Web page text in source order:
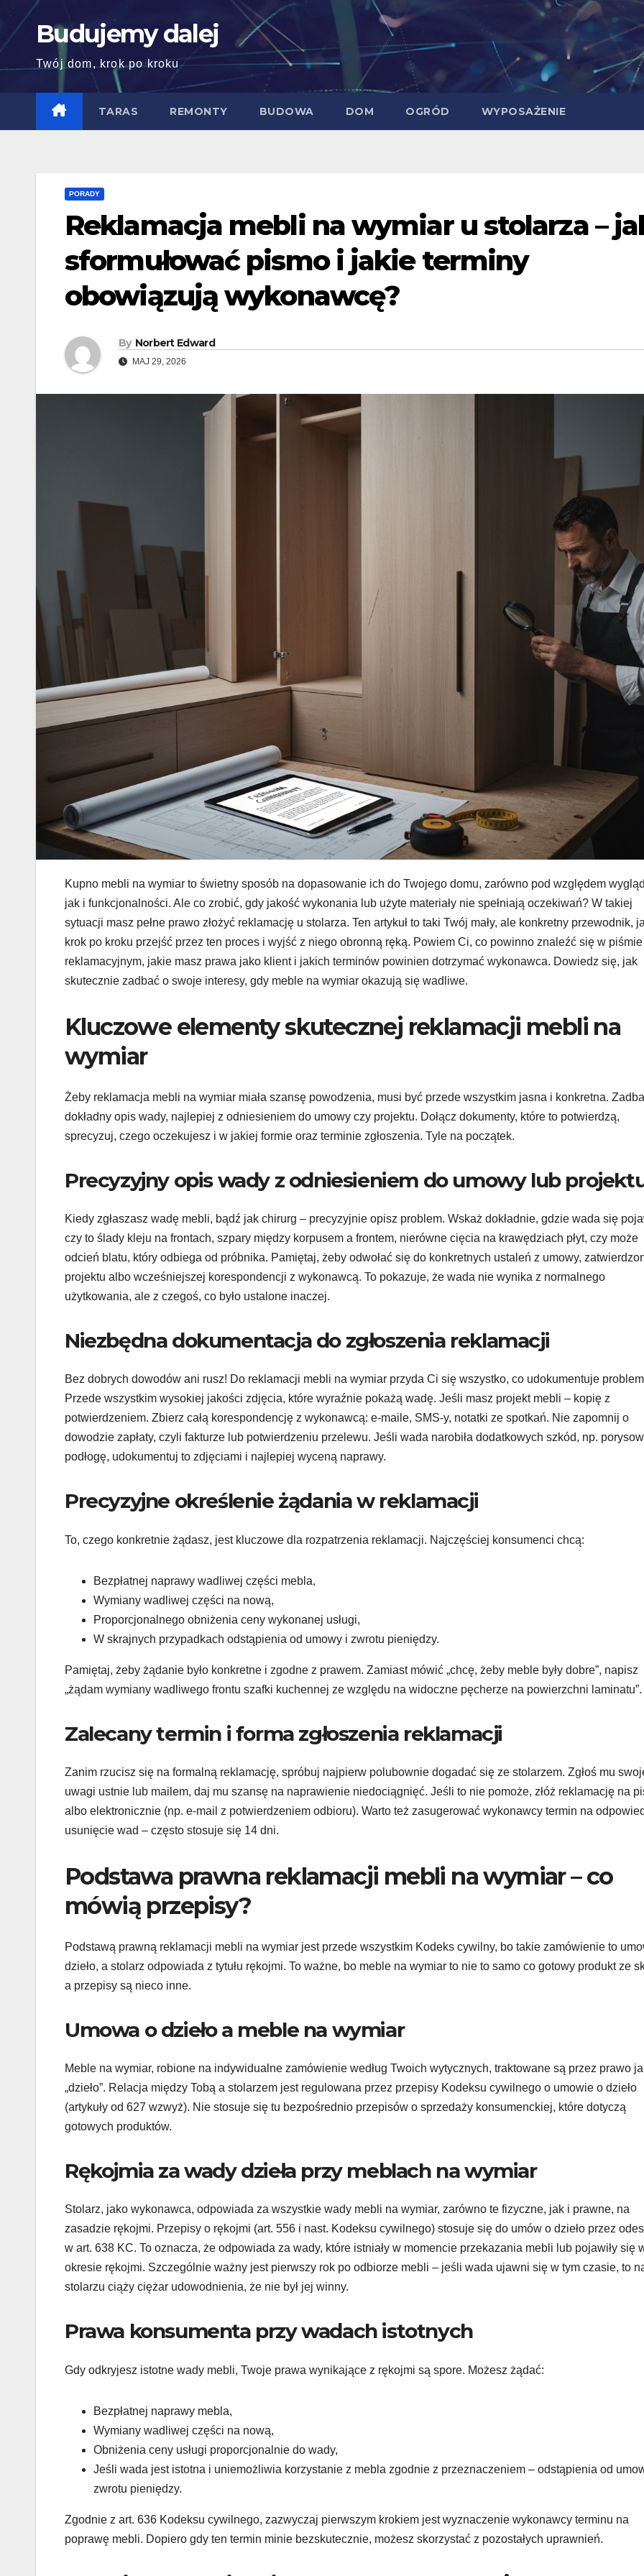
content
Budujemy dalej
Twój dom, krok po kroku
TARAS REMONTY BUDOWA DOM OGRÓD WYPOSAŻENIE
PORADY
Reklamacja mebli na wymiar u stolarza –
sformułować pismo i jakie terminy
obowiązują wykonawcę?
By Norbert Edward
MAJ 29, 2026
Kupno mebli na wymiar to świetny sposób na dopasowanie ich do Twojego domu, zarówno pod względem
jak i funkcjonalności. Ale co zrobić, gdy jakość wykonania lub użyte materiały nie spełniają oczekiwań? W takiej
sytuacji masz pełne prawo złożyć reklamację u stolarza. Ten artykuł to taki Twój mały, ale konkretny przewodnik,
krok po kroku przejść przez ten proces i wyjść z niego obronną ręką. Powiem Ci, co powinno znaleźć się w piśmie
reklamacyjnym, jakie masz prawa jako klient i jakich terminów powinien dotrzymać wykonawca. Dowiedz się, jak
skutecznie zadbać o swoje interesy, gdy meble na wymiar okazują się wadliwe.
Kluczowe elementy skutecznej reklamacji mebli na
wymiar
Żeby reklamacja mebli na wymiar miała szansę powodzenia, musi być przede wszystkim jasna i konkretna.
dokładny opis wady, najlepiej z odniesieniem do umowy czy projektu. Dołącz dokumenty, które to potwierdzą,
sprecyzuj, czego oczekujesz i w jakiej formie oraz terminie zgłoszenia. Tyle na początek.
Precyzyjny opis wady z odniesieniem do umowy lub
Kiedy zgłaszasz wadę mebli, bądź jak chirurg – precyzyjnie opisz problem. Wskaż dokładnie, gdzie wada się
czy to ślady kleju na frontach, szpary między korpusem a frontem, nierówne cięcia na krawędziach płyt, czy może
odcień blatu, który odbiega od próbnika. Pamiętaj, żeby odwołać się do konkretnych ustaleń z umowy,
projektu albo wcześniejszej korespondencji z wykonawcą. To pokazuje, że wada nie wynika z normalnego
użytkowania, ale z czegoś, co było ustalone inaczej.
Niezbędna dokumentacja do zgłoszenia reklamacji
Bez dobrych dowodów ani rusz! Do reklamacji mebli na wymiar przyda Ci się wszystko, co udokumentuje
Przede wszystkim wysokiej jakości zdjęcia, które wyraźnie pokażą wadę. Jeśli masz projekt mebli – kopię z
potwierdzeniem. Zbierz całą korespondencję z wykonawcą: e-maile, SMS-y, notatki ze spotkań. Nie zapomnij o
dowodzie zapłaty, czyli fakturze lub potwierdzeniu przelewu. Jeśli wada narobiła dodatkowych szkód, np.
podłogę, udokumentuj to zdjęciami i najlepiej wyceną naprawy.
Precyzyjne określenie żądania w reklamacji
To, czego konkretnie żądasz, jest kluczowe dla rozpatrzenia reklamacji. Najczęściej konsumenci chcą:
Bezpłatnej naprawy wadliwej części mebla,
Wymiany wadliwej części na nową,
Proporcjonalnego obniżenia ceny wykonanej usługi,
W skrajnych przypadkach odstąpienia od umowy i zwrotu pieniędzy.
Pamiętaj, żeby żądanie było konkretne i zgodne z prawem. Zamiast mówić „chcę, żeby meble były dobre”, napisz
„żądam wymiany wadliwego frontu szafki kuchennej ze względu na widoczne pęcherze na powierzchni laminatu”.
Zalecany termin i forma zgłoszenia reklamacji
Zanim rzucisz się na formalną reklamację, spróbuj najpierw polubownie dogadać się ze stolarzem. Zgłoś mu
uwagi ustnie lub mailem, daj mu szansę na naprawienie niedociągnięć. Jeśli to nie pomoże, złóż reklamację na
albo elektronicznie (np. e-mail z potwierdzeniem odbioru). Warto też zasugerować wykonawcy termin na
usunięcie wad – często stosuje się 14 dni.
Podstawa prawna reklamacji mebli na wymiar – co
mówią przepisy?
Podstawą prawną reklamacji mebli na wymiar jest przede wszystkim Kodeks cywilny, bo takie zamówienie to
dzieło, a stolarz odpowiada z tytułu rękojmi. To ważne, bo meble na wymiar to nie to samo co gotowy produkt ze
a przepisy są nieco inne.
Umowa o dzieło a meble na wymiar
Meble na wymiar, robione na indywidualne zamówienie według Twoich wytycznych, traktowane są przez prawo
„dzieło”. Relacja między Tobą a stolarzem jest regulowana przez przepisy Kodeksu cywilnego o umowie o dzieło
(artykuły od 627 wzwyż). Nie stosuje się tu bezpośrednio przepisów o sprzedaży konsumenckiej, które dotyczą
gotowych produktów.
Rękojmia za wady dzieła przy meblach na wymiar
Stolarz, jako wykonawca, odpowiada za wszystkie wady mebli na wymiar, zarówno te fizyczne, jak i prawne, na
zasadzie rękojmi. Przepisy o rękojmi (art. 556 i nast. Kodeksu cywilnego) stosuje się do umów o dzieło przez
w art. 638 KC. To oznacza, że odpowiada za wady, które istniały w momencie przekazania mebli lub pojawiły się
okresie rękojmi. Szczególnie ważny jest pierwszy rok po odbiorze mebli – jeśli wada ujawni się w tym czasie, to
stolarzu ciąży ciężar udowodnienia, że nie był jej winny.
Prawa konsumenta przy wadach istotnych
Gdy odkryjesz istotne wady mebli, Twoje prawa wynikające z rękojmi są spore. Możesz żądać:
Bezpłatnej naprawy mebla,
Wymiany wadliwej części na nową,
Obniżenia ceny usługi proporcjonalnie do wady,
Jeśli wada jest istotna i uniemożliwia korzystanie z mebla zgodnie z przeznaczeniem – odstąpienia od
zwrotu pieniędzy.
Zgodnie z art. 636 Kodeksu cywilnego, zazwyczaj pierwszym krokiem jest wyznaczenie wykonawcy terminu na
poprawę mebli. Dopiero gdy ten termin minie bezskutecznie, możesz skorzystać z pozostałych uprawnień.